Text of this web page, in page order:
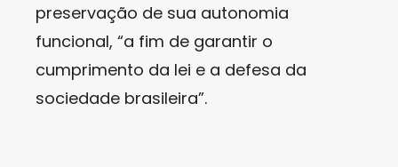
preservação de sua autonomia
funcional, “a fim de garantir o
cumprimento da lei e a defesa da
sociedade brasileira”.